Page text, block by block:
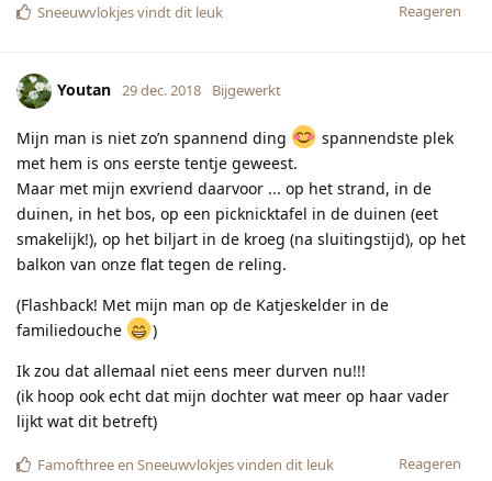
Reageren
Sneeuwvlokjesvindt dit leuk
Youtan 29 dec. 2018 Bijgewerkt
Mijn man is niet zo’n spannend ding
spannendste plek
met hem is ons eerste tentje geweest.
Maar met mijn exvriend daarvoor ... op het strand, in de
duinen, in het bos, op een picknicktafel in de duinen (eet
smakelijk!), op het biljart in de kroeg (na sluitingstijd), op het
balkon van onze flat tegen de reling.
(Flashback! Met mijn man op de Katjeskelder in de
familiedouche
)
Ik zou dat allemaal niet eens meer durven nu!!!
(ik hoop ook echt dat mijn dochter wat meer op haar vader
lijkt wat dit betreft)
Reageren
Famofthreeen Sneeuwvlokjesvinden dit leuk